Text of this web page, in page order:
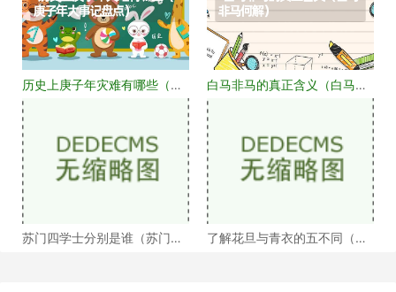
历史上庚子年灾难有哪些（庚
子年大事记盘点）
白马非马的真正含义（白马非
马何解）
苏门四学士分别是谁（苏门四
了解花旦与青衣的五不同（浅